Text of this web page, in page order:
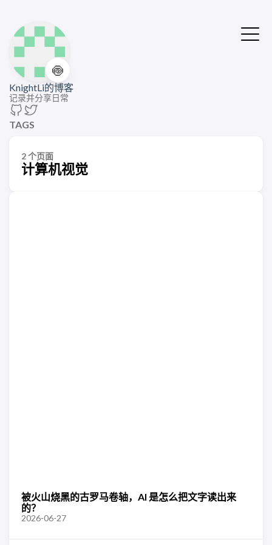
🍥
KnightLi的博客
记录并分享日常
TAGS
2 个页面
计算机视觉
被火山烧黑的古罗马卷轴，AI 是怎么把文字读出来
的？
2026-06-27